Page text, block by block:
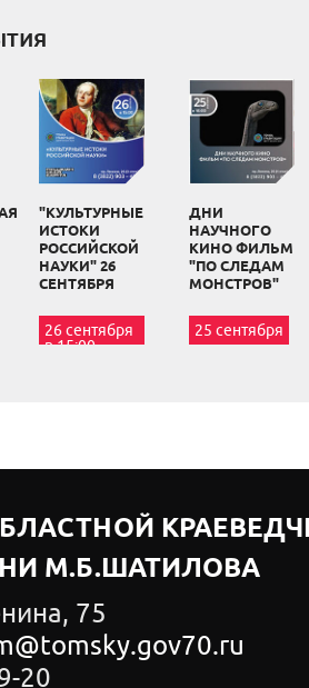
"КУЛЬТУРНЫЕ
ИСТОКИ
РОССИЙСКОЙ
НАУКИ" 26
СЕНТЯБРЯ
26 сентября
в 15:00
ДНИ
НАУЧНОГО
КИНО ФИЛЬМ
"ПО СЛЕДАМ
МОНСТРОВ"
25 сентября
М.Б.ШАТИЛОВА
75
20